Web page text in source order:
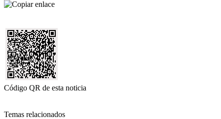
Código QR de esta noticia
Temas relacionados